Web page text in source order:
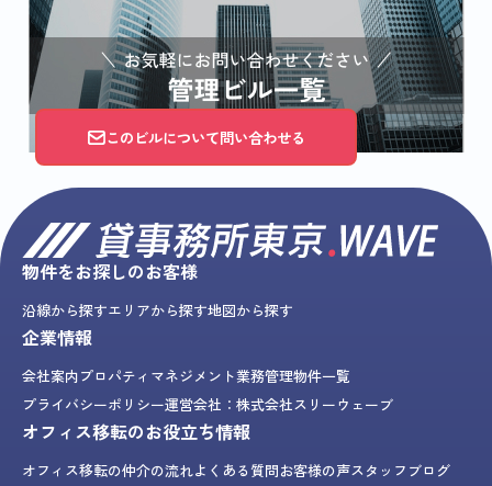
このビルについて問い合わせる
物件をお探しのお客様
沿線から探すエリアから探す地図から探す
企業情報
会社案内プロパティマネジメント業務管理物件一覧
プライバシーポリシー運営会社：株式会社スリーウェーブ
オフィス移転のお役立ち情報
オフィス移転の仲介の流れよくある質問お客様の声スタッフブログ